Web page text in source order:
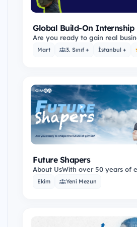
Global Build-On Internship
Are you ready to gain real
with a global summer internship
Mart 3. Sınıf + İstanbul +
Future Shapers
About UsWith over 50 years of
wide range of products,
Ekim Yeni Mezun